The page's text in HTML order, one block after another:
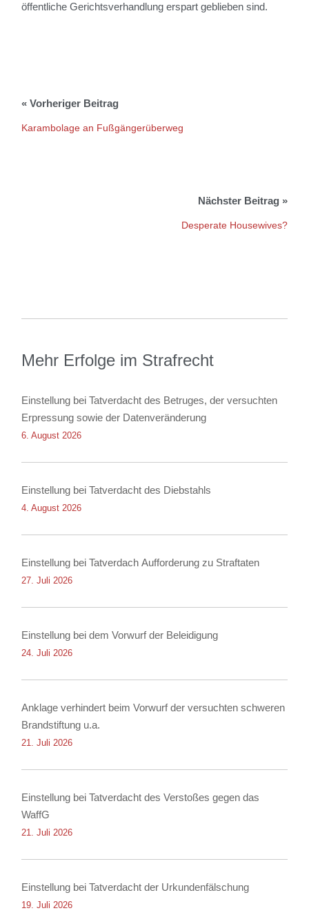
öffentliche Gerichtsverhandlung erspart geblieben sind.
Karambolage an Fußgängerüberweg
Desperate Housewives?
Mehr Erfolge im Strafrecht
Einstellung bei Tatverdacht des Betruges, der versuchten
Erpressung sowie der Datenveränderung
6. August 2026
Einstellung bei Tatverdacht des Diebstahls
4. August 2026
Einstellung bei Tatverdach Aufforderung zu Straftaten
27. Juli 2026
Einstellung bei dem Vorwurf der Beleidigung
24. Juli 2026
Anklage verhindert beim Vorwurf der versuchten schweren
Brandstiftung u.a.
21. Juli 2026
Einstellung bei Tatverdacht des Verstoßes gegen das
WaffG
21. Juli 2026
Einstellung bei Tatverdacht der Urkundenfälschung
19. Juli 2026